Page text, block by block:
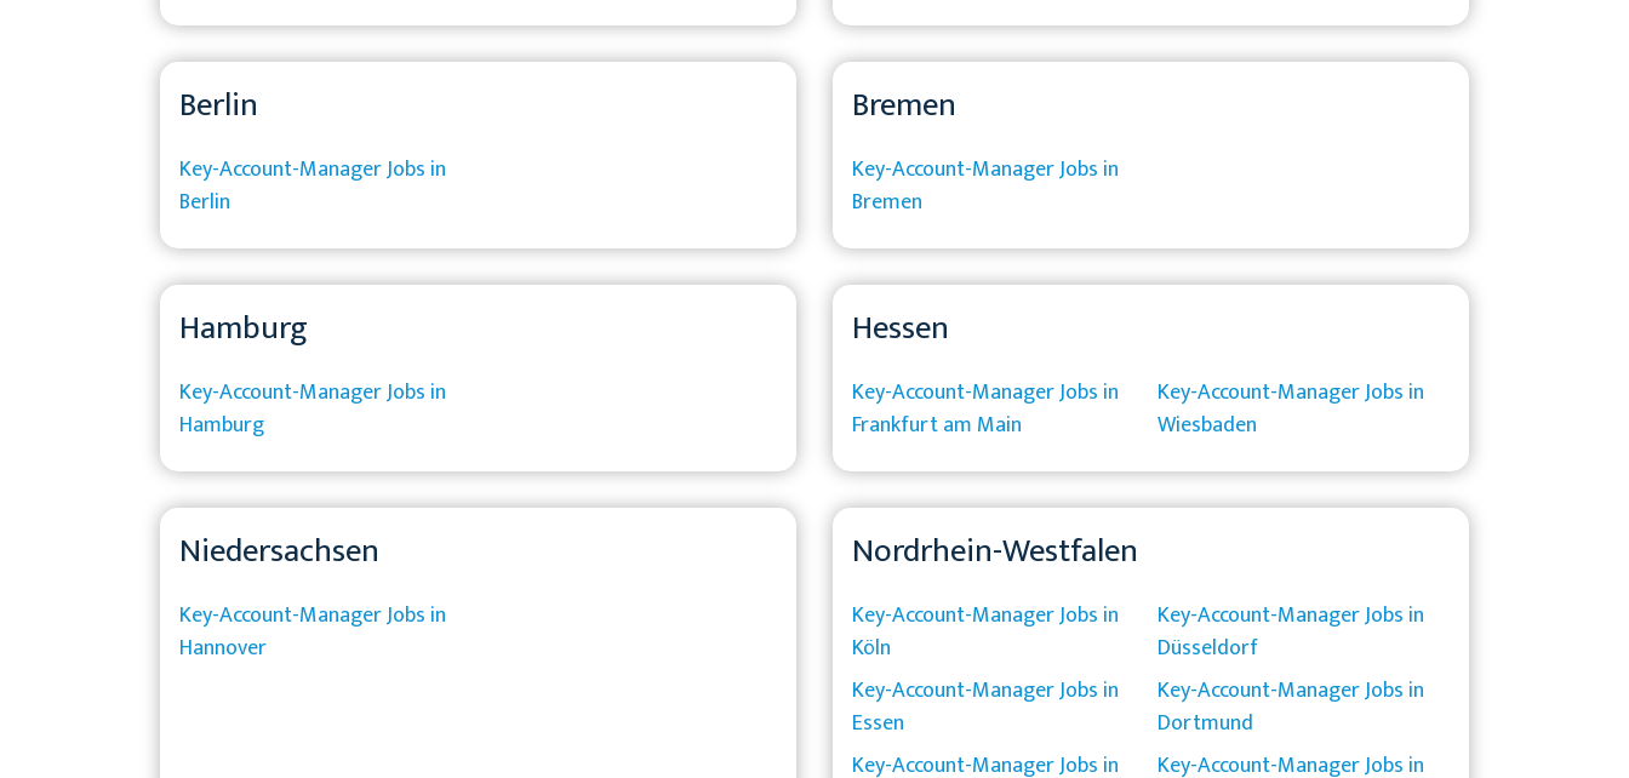
Berlin
Key-Account-Manager Jobs in
Berlin
Bremen
Key-Account-Manager Jobs in
Bremen
Hamburg
Key-Account-Manager Jobs in
Hamburg
Hessen
Key-Account-Manager Jobs in
Frankfurt am Main
Key-Account-Manager Jobs in
Wiesbaden
Niedersachsen
Key-Account-Manager Jobs in
Hannover
Nordrhein-Westfalen
Key-Account-Manager Jobs in
Köln
Key-Account-Manager Jobs in
Düsseldorf
Key-Account-Manager Jobs in
Essen
Key-Account-Manager Jobs in
Dortmund
Key-Account-Manager Jobs in
Key-Account-Manager Jobs in